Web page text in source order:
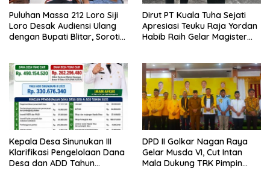
Puluhan Massa 212 Loro Siji
Loro Desak Audiensi Ulang
dengan Bupati Blitar, Soroti
Dirut PT Kuala Tuha Sejati
Apresiasi Teuku Raja Yordan
Habib Raih Gelar Magister
Kepala Desa Sinunukan III
Klarifikasi Pengelolaan Dana
Desa dan ADD Tahun
DPD II Golkar Nagan Raya
Gelar Musda VI, Cut Intan
Mala Dukung TRK Pimpin